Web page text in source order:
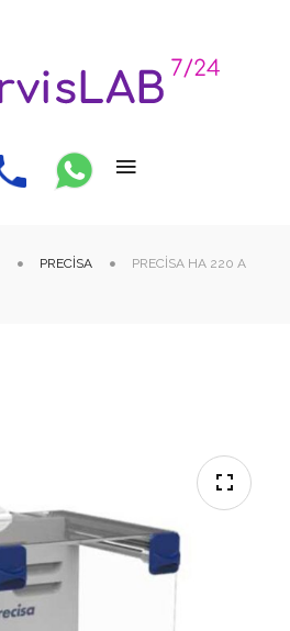
PRECISA
PRECISA HA 220 A